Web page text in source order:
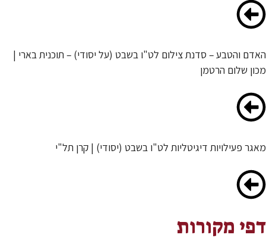
האדם והטבע – סדנת צילום לט"ו בשבט (על יסודי) – תוכנית בארי |
מכון שלום הרטמן
מאגר פעילויות דיגיטליות לט"ו בשבט (יסודי) | קרן תל"י
דפי מקורות